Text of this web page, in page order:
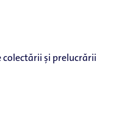
și prelucrării